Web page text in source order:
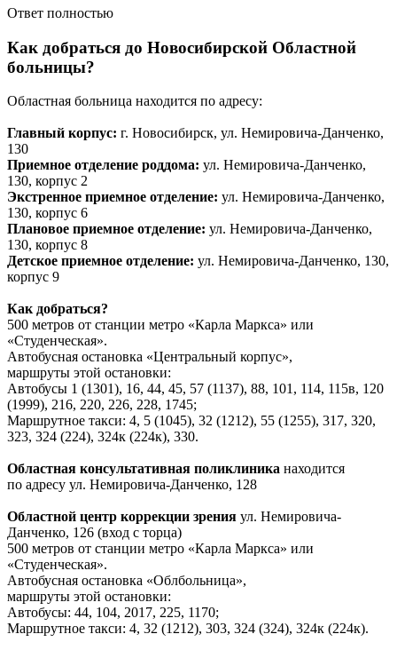
Ответ полностью
Как добраться до Новосибирской Областной
больницы?
Областная больница находится по адресу:
Главный корпус: г. Новосибирск, ул. Немировича-Данченко,
130
Приемное отделение роддома: ул. Немировича-Данченко,
130, корпус 2
Экстренное приемное отделение: ул. Немировича-Данченко,
130, корпус 6
Плановое приемное отделение: ул. Немировича-Данченко,
130, корпус 8
Детское приемное отделение: ул. Немировича-Данченко, 130,
корпус 9
Как добраться?
500 метров от станции метро «Карла Маркса» или
«Студенческая».
Автобусная остановка «Центральный корпус»,
маршруты этой остановки:
Автобусы 1 (1301), 16, 44, 45, 57 (1137), 88, 101, 114, 115в, 120
(1999), 216, 220, 226, 228, 1745;
Маршрутное такси: 4, 5 (1045), 32 (1212), 55 (1255), 317, 320,
323, 324 (224), 324к (224к), 330.
Областная консультативная поликлиника находится
по адресу ул. Немировича-Данченко, 128
Областной центр коррекции зрения ул. Немировича-
Данченко, 126 (вход с торца)
500 метров от станции метро «Карла Маркса» или
«Студенческая».
Автобусная остановка «Облбольница»,
маршруты этой остановки:
Автобусы: 44, 104, 2017, 225, 1170;
Маршрутное такси: 4, 32 (1212), 303, 324 (324), 324к (224к).